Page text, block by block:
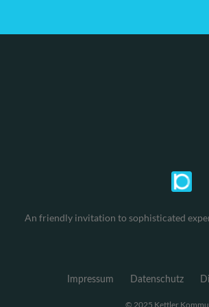
An friendly invitation to sophisticated
Impressum Datenschutz
© 2025 Kettler